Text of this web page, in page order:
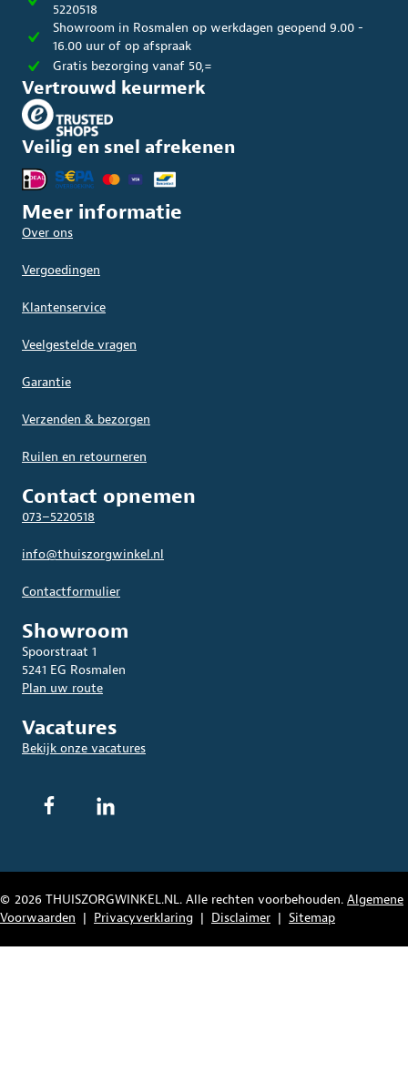
5220518
Showroom in Rosmalen op werkdagen geopend 9.00 -
16.00 uur of op afspraak
Gratis bezorging vanaf 50,=
Vertrouwd keurmerk
Veilig en snel afrekenen
Meer informatie
Over ons
Vergoedingen
Klantenservice
Veelgestelde vragen
Garantie
Verzenden & bezorgen
Ruilen en retourneren
Contact opnemen
073–5220518
info@thuiszorgwinkel.nl
Contactformulier
Showroom
Spoorstraat 1
5241 EG Rosmalen
Plan uw route
Vacatures
Bekijk onze vacatures
© 2026 THUISZORGWINKEL.NL. Alle rechten voorbehouden. Algemene
Voorwaarden | Privacyverklaring | Disclaimer | Sitemap